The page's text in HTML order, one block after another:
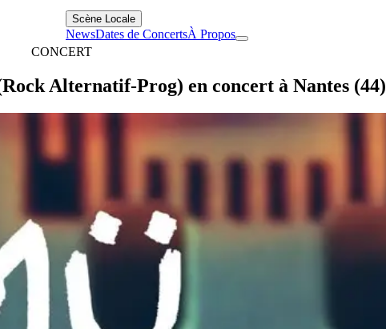
Scène Locale
NewsDates de ConcertsÀ Propos
CONCERT
Alternatif-Prog) en concert à Nantes (44)